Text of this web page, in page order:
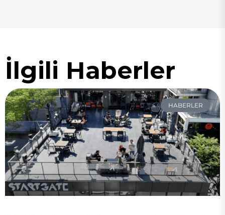
İlgili Haberler
HABERLER